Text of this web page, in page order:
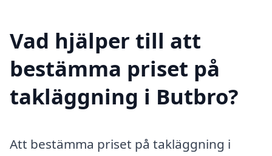
Vad hjälper till att
bestämma priset på
takläggning i Butbro?
Att bestämma priset på takläggning i